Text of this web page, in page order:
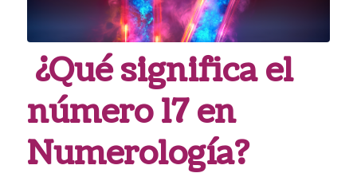
¿Qué significa el
número 17 en
Numerología?